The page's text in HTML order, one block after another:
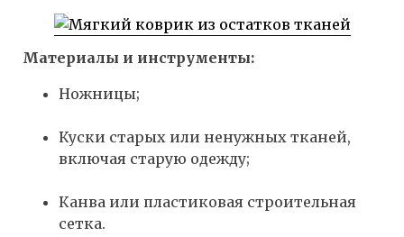
Материалы и инструменты:
Ножницы;
Куски старых или ненужных тканей,
включая старую одежду;
Канва или пластиковая строительная
сетка.